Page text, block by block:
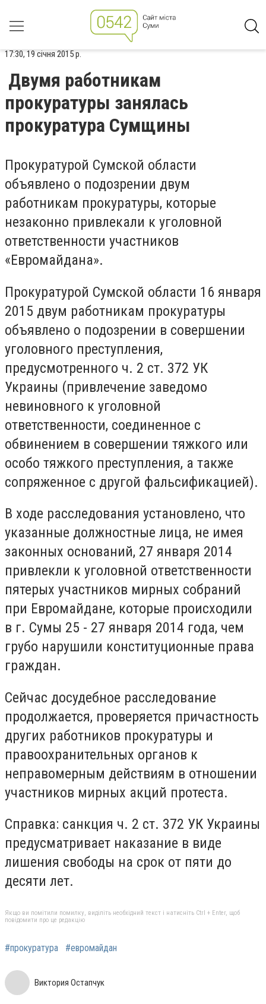
17:30, 19 січня 2015 р.
Двумя работникам
прокуратуры занялась
прокуратура Сумщины
Прокуратурой Сумской области
объявлено о подозрении двум
работникам прокуратуры, которые
незаконно привлекали к уголовной
ответственности участников
«Евромайдана».
Прокуратурой Сумской области 16 января
2015 двум работникам прокуратуры
объявлено о подозрении в совершении
уголовного преступления,
предусмотренного ч. 2 ст. 372 УК
Украины (привлечение заведомо
невиновного к уголовной
ответственности, соединенное с
обвинением в совершении тяжкого или
особо тяжкого преступления, а также
сопряженное с другой фальсификацией).
В ходе расследования установлено, что
указанные должностные лица, не имея
законных оснований, 27 января 2014
привлекли к уголовной ответственности
пятерых участников мирных собраний
при Евромайдане, которые происходили
в г. Сумы 25 - 27 января 2014 года, чем
грубо нарушили конституционные права
граждан.
Сейчас досудебное расследование
продолжается, проверяется причастность
других работников прокуратуры и
правоохранительных органов к
неправомерным действиям в отношении
участников мирных акций протеста.
Справка: санкция ч. 2 ст. 372 УК Украины
предусматривает наказание в виде
лишения свободы на срок от пяти до
десяти лет.
Якщо ви помітили помилку, виділіть необхідний текст і натисніть Ctrl + Enter, щоб
повідомити про це редакцію
#прокуратура #евромайдан
Виктория Остапчук